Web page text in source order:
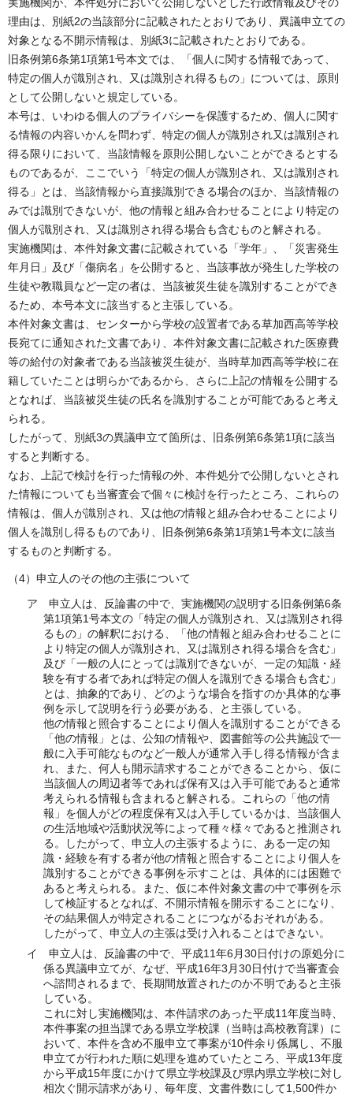
理由は、別紙2の当該部分に記載されたとおりであり、異議申立ての
対象となる不開示情報は、別紙3に記載されたとおりである。
旧条例第6条第1項第1号本文では、「個人に関する情報であって、
特定の個人が識別され、又は識別され得るもの」については、原則
として公開しないと規定している。
本号は、いわゆる個人のプライバシーを保護するため、個人に関す
る情報の内容いかんを問わず、特定の個人が識別され又は識別され
得る限りにおいて、当該情報を原則公開しないことができるとする
ものであるが、ここでいう「特定の個人が識別され、又は識別され
得る」とは、当該情報から直接識別できる場合のほか、当該情報の
みでは識別できないが、他の情報と組み合わせることにより特定の
個人が識別され、又は識別され得る場合も含むものと解される。
実施機関は、本件対象文書に記載されている「学年」、「災害発生
年月日」及び「傷病名」を公開すると、当該事故が発生した学校の
生徒や教職員など一定の者は、当該被災生徒を識別することができ
るため、本号本文に該当すると主張している。
本件対象文書は、センターから学校の設置者である草加西高等学校
長宛てに通知された文書であり、本件対象文書に記載された医療費
等の給付の対象者である当該被災生徒が、当時草加西高等学校に在
籍していたことは明らかであるから、さらに上記の情報を公開する
となれば、当該被災生徒の氏名を識別することが可能であると考え
られる。
したがって、別紙3の異議申立て箇所は、旧条例第6条第1項に該当
すると判断する。
なお、上記で検討を行った情報の外、本件処分で公開しないとされ
た情報についても当審査会で個々に検討を行ったところ、これらの
情報は、個人が識別され、又は他の情報と組み合わせることにより
個人を識別し得るものであり、旧条例第6条第1項第1号本文に該当
するものと判断する。
（4）申立人のその他の主張について
ア 申立人は、反論書の中で、実施機関の説明する旧条例第6条
第1項第1号本文の「特定の個人が識別され、又は識別され得
るもの」の解釈における、「他の情報と組み合わせることに
より特定の個人が識別され、又は識別され得る場合を含む」
及び「一般の人にとっては識別できないが、一定の知識・経
験を有する者であれば特定の個人を識別できる場合も含む」
とは、抽象的であり、どのような場合を指すのか具体的な事
例を示して説明を行う必要がある、と主張している。
他の情報と照合することにより個人を識別することができる
「他の情報」とは、公知の情報や、図書館等の公共施設で一
般に入手可能なものなど一般人が通常入手し得る情報が含ま
れ、また、何人も開示請求することができることから、仮に
当該個人の周辺者等であれば保有又は入手可能であると通常
考えられる情報も含まれると解される。これらの「他の情
報」を個人がどの程度保有又は入手しているかは、当該個人
の生活地域や活動状況等によって種々様々であると推測され
る。したがって、申立人の主張するように、ある一定の知
識・経験を有する者が他の情報と照合することにより個人を
識別することができる事例を示すことは、具体的には困難で
あると考えられる。また、仮に本件対象文書の中で事例を示
して検証するとなれば、不開示情報を開示することになり、
その結果個人が特定されることにつながるおそれがある。
したがって、申立人の主張は受け入れることはできない。
イ 申立人は、反論書の中で、平成11年6月30日付けの原処分に
係る異議申立てが、なぜ、平成16年3月30日付けで当審査会
へ諮問されるまで、長期間放置されたのか不明であると主張
している。
これに対し実施機関は、本件請求のあった平成11年度当時、
本件事案の担当課である県立学校課（当時は高校教育課）に
おいて、本件を含め不服申立て事案が10件余り係属し、不服
申立てが行われた順に処理を進めていたところ、平成13年度
から平成15年度にかけて県立学校課及び県内県立学校に対し
相次ぐ開示請求があり、毎年度、文書件数にして1,500件か